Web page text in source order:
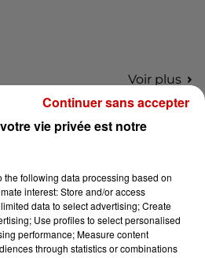
Voir plus
- Gagnez vos entrées
l'un des zoos de nos
Vacances - Gagnez
séjour en famille au cœur
vie privée est notre
the following data processing based on
interest: Store and/or access
data to select advertising; Create
Use profiles to select personalised
performance; Measure content
through statistics or combinations
Continuer sans accepter